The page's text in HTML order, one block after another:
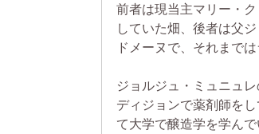
前者は現当主マリー・
していた畑、後者は父
ドメーヌで、それまで
ジョルジュ・ミュニュ
ディジョンで薬剤師を
て大学で醸造学を学ん